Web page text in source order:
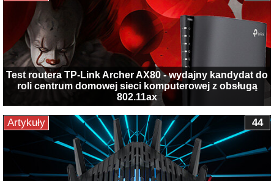
Test routera TP-Link Archer AX80 - wydajny kandydat do
roli centrum domowej sieci komputerowej z obsługą
802.11ax
44
Artykuły